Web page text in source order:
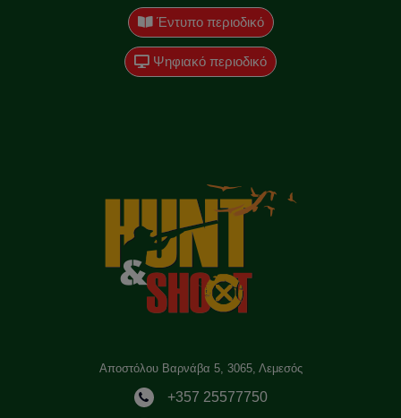
Έντυπο περιοδικό
Ψηφιακό περιοδικό
Αποστόλου Βαρνάβα 5, 3065, Λεμεσός
+357 25577750